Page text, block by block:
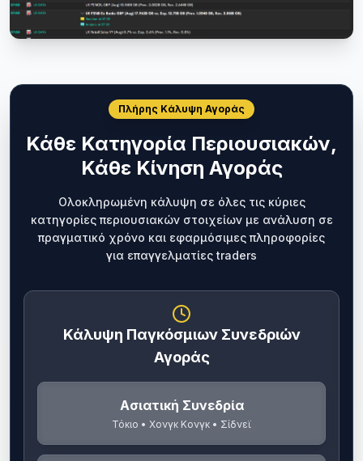
Πλήρης Κάλυψη Αγοράς
Κάθε Κατηγορία Περιουσιακών,
Κάθε Κίνηση Αγοράς
Ολοκληρωμένη κάλυψη σε όλες τις κύριες
κατηγορίες περιουσιακών στοιχείων με ανάλυση σε
πραγματικό χρόνο και εφαρμόσιμες πληροφορίες
για επαγγελματίες traders
Κάλυψη Παγκόσμιων Συνεδριών
Αγοράς
Ασιατική Συνεδρία
Τόκιο • Χονγκ Κονγκ • Σίδνεϊ